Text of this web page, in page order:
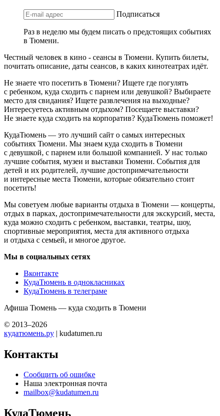
Подписаться
Раз в неделю мы будем писать о предстоящих событиях
в Тюмени.
Честный человек в кино - сеансы в Тюмени. Купить билеты,
почитать описание, даты сеансов, в каких кинотеатрах идёт.
Не знаете что посетить в Тюмени? Ищете где погулять
с ребенком, куда сходить с парнем или девушкой? Выбираете
место для свидания? Ищете развлечения на выходные?
Интересуетесь активным отдыхом? Посещаете выставки?
Не знаете куда сходить на корпоратив? КудаТюмень поможет!
КудаТюмень — это лучший сайт о самых интересных
событиях Тюмени. Мы знаем куда сходить в Тюмени
с девушкой, с парнем или большой компанией. У нас только
лучшие события, музеи и выставки Тюмени. События для
детей и их родителей, лучшие достопримечательности
и интересные места Тюмени, которые обязательно стоит
посетить!
Мы советуем любые варианты отдыха в Тюмени — концерты,
отдых в парках, достопримечательности для экскурсий, места,
куда можно сходить с ребенком, выставки, театры, шоу,
спортивные мероприятия, места для активного отдыха
и отдыха с семьей, и многое другое.
Мы в социальных сетях
Вконтакте
КудаТюмень в однокласниках
КудаТюмень в телеграме
Афиша Тюмень — куда сходить в Тюмени
© 2013–2026
кудатюмень.ру | kudatumen.ru
Контакты
Сообщить об ошибке
Наша электронная почта
mailbox@kudatumen.ru
КудаТюмень